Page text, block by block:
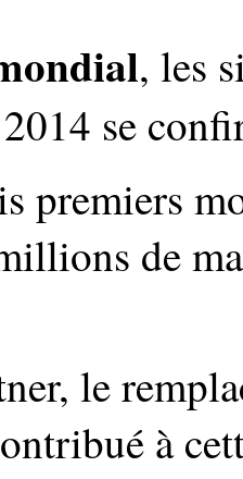
, les
se
premiers
de
le
à